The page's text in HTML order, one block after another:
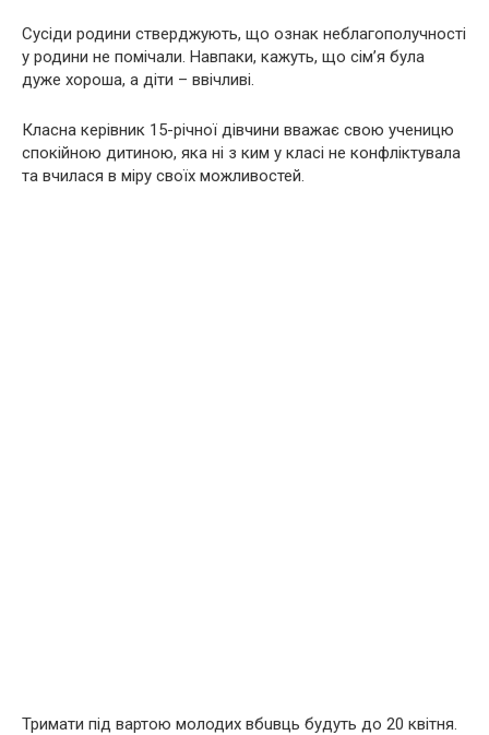
Сусіди родини стверджують, що ознак неблагополучності
у родини не помічали. Навпаки, кажуть, що сім’я була
дуже хороша, а діти – ввічливі.
Класна керівник 15-річної дівчини вважає свою ученицю
спокійною дитиною, яка ні з ким у класі не конфліктувала
та вчилася в міру своїх можливостей.
Тримати під вартою молодих вбuвць будуть до 20 квітня.